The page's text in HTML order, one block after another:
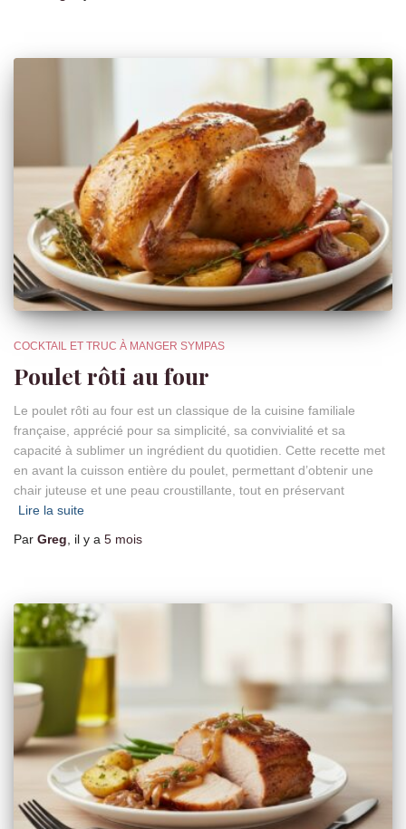
COCKTAIL ET TRUC À MANGER SYMPAS
Poulet rôti au four
Le poulet rôti au four est un classique de la cuisine familiale
française, apprécié pour sa simplicité, sa convivialité et sa
capacité à sublimer un ingrédient du quotidien. Cette recette met
en avant la cuisson entière du poulet, permettant d’obtenir une
chair juteuse et une peau croustillante, tout en préservant
Lire la suite
Par Greg , il y a 5 mois